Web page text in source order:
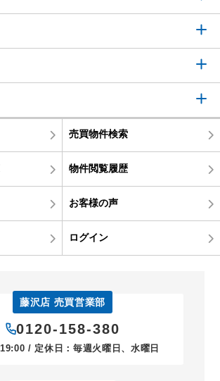
売買物件検索
物件閲覧履歴
お客様の声
ログイン
藤沢店 売買営業部
0120-158-380
/ 定休日：毎週火曜日、水曜日